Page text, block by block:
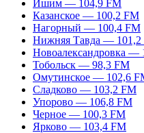
Ишим — 104,9 FM
Казанское — 100,2 FM
Нагорный — 100,4 FM
Нижняя Тавда — 101,2
Новоалександровка —
Тобольск — 98,3 FM
Омутинское — 102,6
Сладково — 103,2 FM
Упорово — 106,8 FM
Черное — 100,3 FM
Ярково — 103,4 FM